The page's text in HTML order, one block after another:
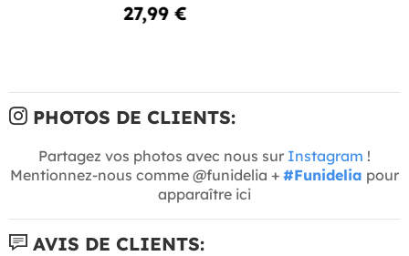
27,99 €
PHOTOS DE CLIENTS:
Partagez vos photos avec nous sur Instagram !
Mentionnez-nous comme @funidelia + #Funidelia pour
apparaître ici
AVIS DE CLIENTS: